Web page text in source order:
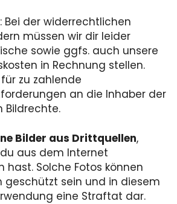
Bei der widerrechtlichen
müssen wir dir leider
sowie ggfs. auch unsere
in Rechnung stellen.
zu zahlende
an die Inhaber der
Bildrechte.
Bilder aus Drittquellen,
aus dem Internet
hast. Solche Fotos können
geschützt sein und in diesem
eine Straftat dar.